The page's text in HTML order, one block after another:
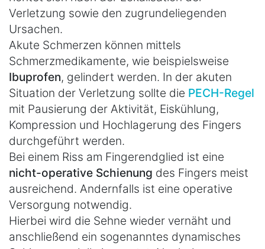
Verletzung sowie den zugrundeliegenden
Ursachen.
Akute Schmerzen können mittels
Schmerzmedikamente, wie beispielsweise
Ibuprofen, gelindert werden. In der akuten
Situation der Verletzung sollte die PECH-Regel
mit Pausierung der Aktivität, Eiskühlung,
Kompression und Hochlagerung des Fingers
durchgeführt werden.
Bei einem Riss am Fingerendglied ist eine
nicht-operative Schienung des Fingers meist
ausreichend. Andernfalls ist eine operative
Versorgung notwendig.
Hierbei wird die Sehne wieder vernäht und
anschließend ein sogenanntes dynamisches